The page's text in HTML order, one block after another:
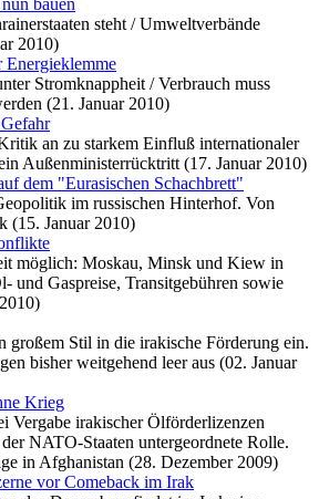
steht / Umweltverbände
2010)
Energieklemme
Stromknappheit / Verbrauch muss
(21. Januar 2010)
an zu starkem Einfluß internationaler
Außenministerrücktritt (17. Januar 2010)
dem "Eurasischen Schachbrett"
im russischen Hinterhof. Von
(15. Januar 2010)
möglich: Moskau, Minsk und Kiew in
und Gaspreise, Transitgebühren sowie
großem Stil in die irakische Förderung ein.
bisher weitgehend leer aus (02. Januar
Krieg
Vergabe irakischer Ölförderlizenzen
NATO-Staaten untergeordnete Rolle.
in Afghanistan (28. Dezember 2009)
vor Comeback im Irak